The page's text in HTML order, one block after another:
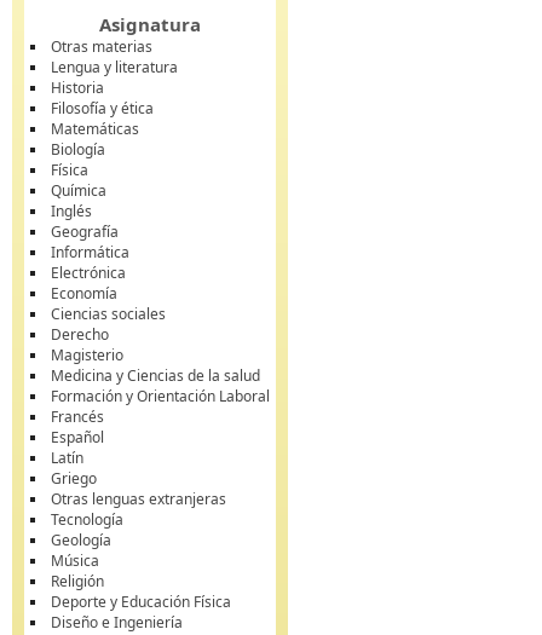
Asignatura
Otras materias
Lengua y literatura
Historia
Filosofía y ética
Matemáticas
Biología
Física
Química
Inglés
Geografía
Informática
Electrónica
Economía
Ciencias sociales
Derecho
Magisterio
Medicina y Ciencias de la salud
Formación y Orientación Laboral
Francés
Español
Latín
Griego
Otras lenguas extranjeras
Tecnología
Geología
Música
Religión
Deporte y Educación Física
Diseño e Ingeniería